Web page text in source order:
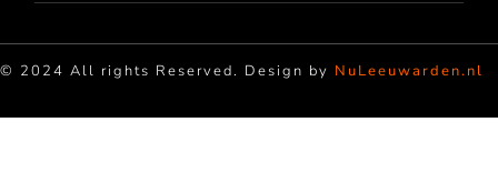
© 2024 All rights Reserved. Design by NuLeeuwarden.nl